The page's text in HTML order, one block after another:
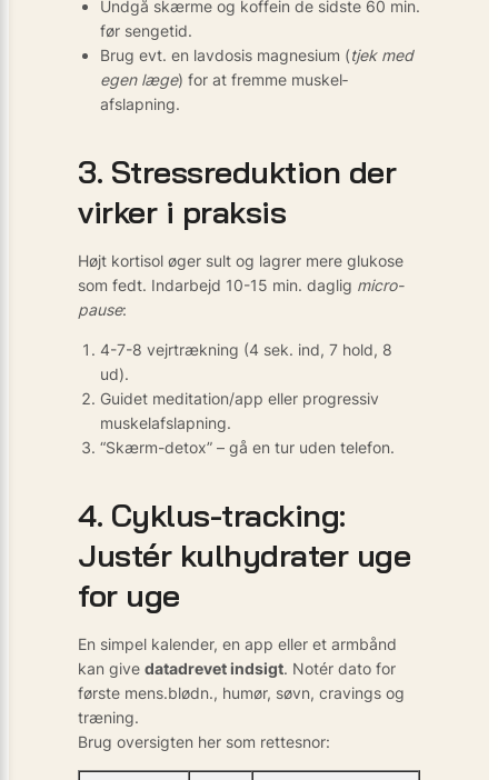
Undgå skærme og koffein de sidste 60 min.
før sengetid.
Brug evt. en lavdosis magnesium (tjek med
egen læge) for at fremme muskel­
afslapning.
3. Stressreduktion der
virker i praksis
Højt kortisol øger sult og lagrer mere glukose
som fedt. Indarbejd 10-15 min. daglig micro-
pause:
4-7-8 vejrtrækning (4 sek. ind, 7 hold, 8
ud).
Guidet meditation/app eller progressiv
muskel­afslapning.
“Skærm-detox” – gå en tur uden telefon.
4. Cyklus-tracking:
Justér kulhydrater uge
for uge
En simpel kalender, en app eller et armbånd
kan give datadrevet indsigt. Notér dato for
første mens.blødn., humør, søvn, cravings og
træning.
Brug oversigten her som rettesnor: